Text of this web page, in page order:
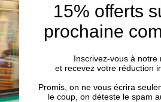
15% offerts
prochaine
Inscrivez-vous à notre
et recevez votre réduction
Promis, on ne vous écrira
le coup, on déteste le spam